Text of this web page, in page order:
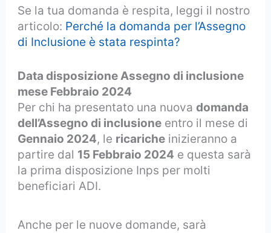
Se la tua domanda è respita, leggi il nostro
articolo: Perché la domanda per l’Assegno
di Inclusione è stata respinta?
Data disposizione Assegno di inclusione
mese Febbraio 2024
Per chi ha presentato una nuovadomanda
dell’Assegno di inclusione entro il mese di
Gennaio 2024, le ricariche inizieranno a
partire dal 15 Febbraio 2024 e questa sarà
la prima disposizione Inps per molti
beneficiari ADI.
Anche per le nuove domande, sarà